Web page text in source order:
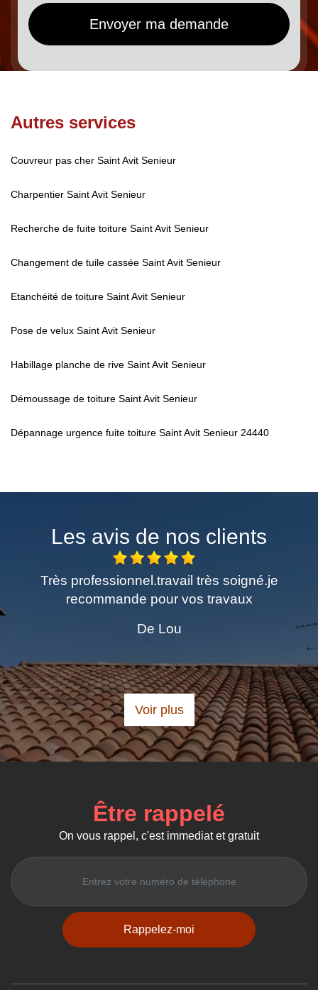
Autres services
Couvreur pas cher Saint Avit Senieur
Charpentier Saint Avit Senieur
Recherche de fuite toiture Saint Avit Senieur
Changement de tuile cassée Saint Avit Senieur
Etanchéité de toiture Saint Avit Senieur
Pose de velux Saint Avit Senieur
Habillage planche de rive Saint Avit Senieur
Démoussage de toiture Saint Avit Senieur
Dépannage urgence fuite toiture Saint Avit Senieur 24440
Les avis de nos clients
Très professionnel.travail très soigné.je
recommande pour vos travaux
De Lou
Voir plus
Être rappelé
On vous rappel, c'est immediat et gratuit